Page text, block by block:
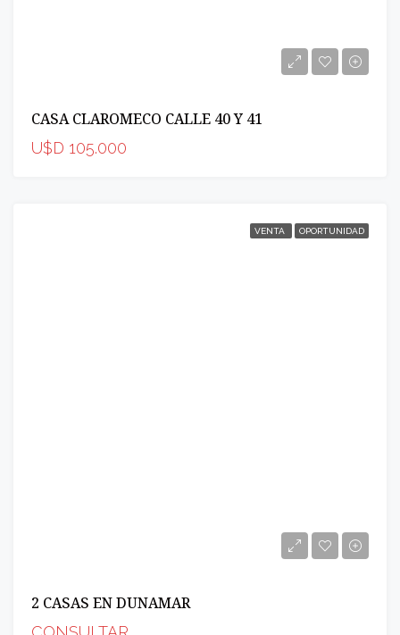
CASA CLAROMECO CALLE 40 Y 41
U$D 105.000
VENTA OPORTUNIDAD
2 CASAS EN DUNAMAR